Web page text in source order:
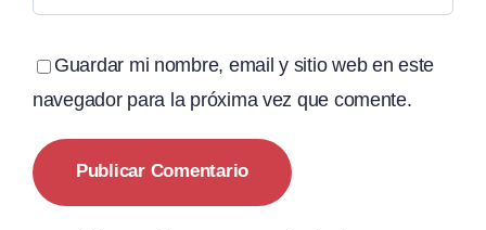
Guardar mi nombre, email y sitio web en este
navegador para la próxima vez que comente.